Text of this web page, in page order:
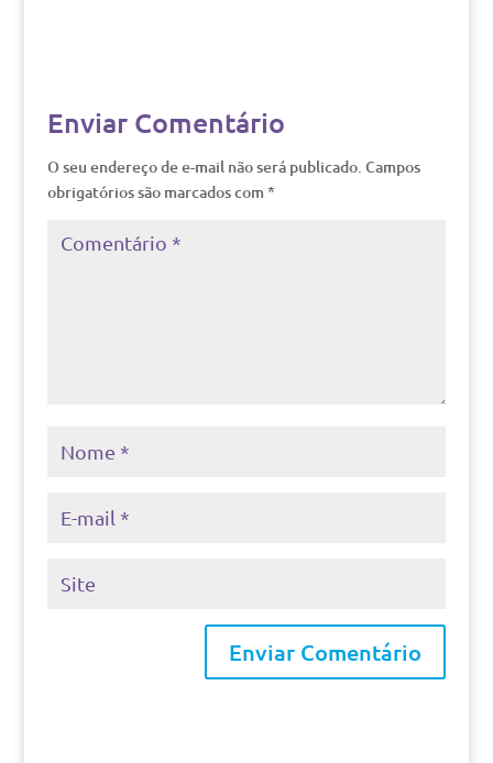
Enviar Comentário
O seu endereço de e-mail não será publicado. Campos
obrigatórios são marcados com *